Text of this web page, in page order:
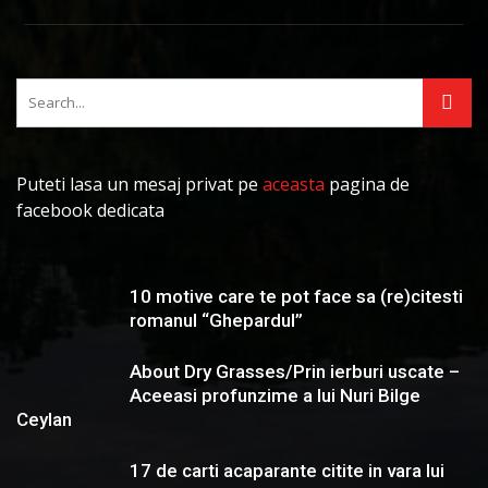
Puteti lasa un mesaj privat pe aceasta pagina de
facebook dedicata
10 motive care te pot face sa (re)citesti
romanul “Ghepardul”
About Dry Grasses/Prin ierburi uscate –
Aceeasi profunzime a lui Nuri Bilge
Ceylan
17 de carti acaparante citite in vara lui